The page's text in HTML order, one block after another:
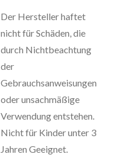
Der Hersteller haftet
nicht für Schäden, die
durch Nichtbeachtung
der
Gebrauchsanweisungen
oder unsachmäßige
Verwendung entstehen.
Nicht für Kinder unter 3
Jahren Geeignet.